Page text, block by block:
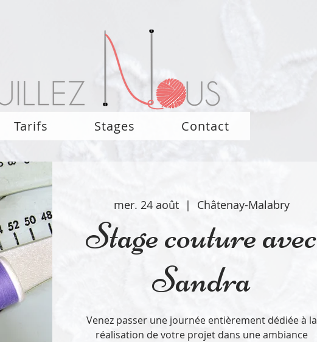
Tarifs Stages Contact
mer. 24 août
  |
Châtenay-Malabry
Stage couture avec
Sandra
Venez passer une journée entièrement dédiée à la
réalisation de votre projet dans une ambiance